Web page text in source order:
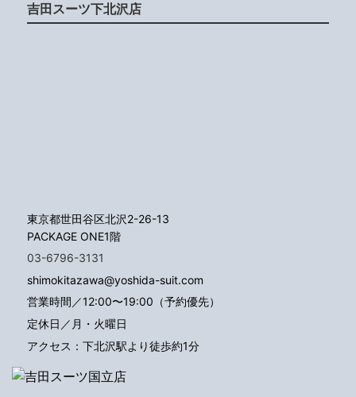
吉田スーツ下北沢店
東京都世田谷区北沢2-26-13
PACKAGE ONE1階
03-6796-3131
shimokitazawa@yoshida-suit.com
営業時間／12:00〜19:00（予約優先）
定休日／月・火曜日
アクセス：下北沢駅より徒歩約1分